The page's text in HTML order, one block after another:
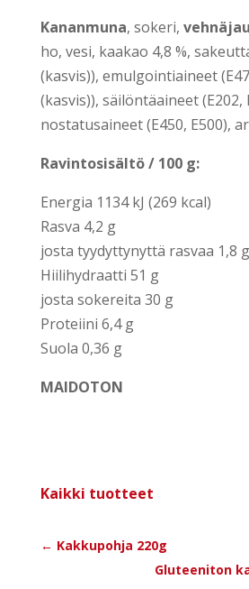
Kanan­mu­na, soke­ri,
ho, vesi, kaa­kao 4,8 %,
(kas­vis)), emul­goin­tiai­neet
(kas­vis)), säi­lön­tä­ai­neet (E202,
nos­ta­tusai­neet (E450, E500),
Ravin­to­si­säl­tö / 100 g:
Ener­gia 1134 kJ (269 kcal)
Ras­va 4,2 g
jos­ta tyy­dyt­ty­nyt­tä ras­vaa 1,8 g
Hii­li­hy­draat­ti 51 g
jos­ta soke­rei­ta 30 g
Pro­teii­ni 6,4 g
Suo­la 0,36 g
MAIDOTON
Kaik­ki tuot­teet
← Kakkupohja 220g
Gluteeniton